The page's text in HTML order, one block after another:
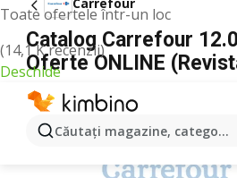
Toate ofertele într-un loc
(14,1 K recenzii)
Deschide
Căutaţi magazine, categorii,
Catalog Carrefour
Oferte ONLINE